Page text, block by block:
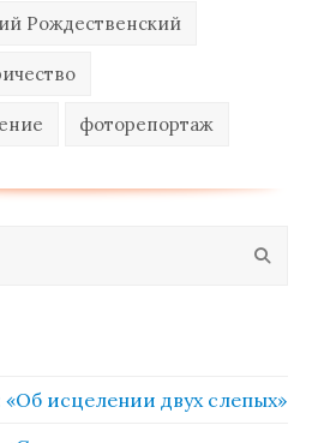
Рождественский
фоторепортаж
исцелении двух слепых»